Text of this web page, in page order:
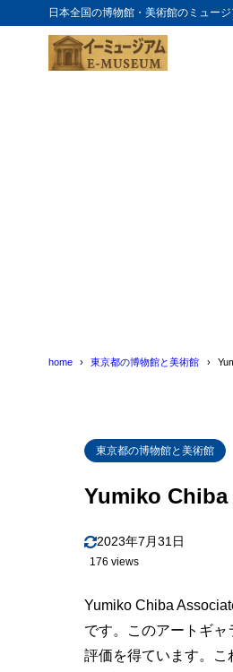
日本全国の博物館・美術館のミュー
home 東京都の博物館と美術館
東京都の博物館と美術館
Yumiko
2023年7月31日
176 views
Yumiko Chiba
です。このアートギ
評価を得ています。こ